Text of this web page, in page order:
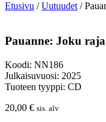
Etusivu /Uutuudet/
Pauanne: Joku
Koodi: NN186
Julkaisuvuosi: 2025
Tuoteen tyyppi: CD
20,00 € sis. alv